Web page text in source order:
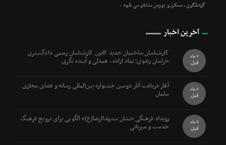
گردشگری ، مسکن و بورس منتشر می شود .
آخرین اخبار
کارشناسان ساختمان جدید کانون کارشناسان رسمی دادگستری
خراسان رضوی؛ نماد اراده ، همدلی و آینده نگری 7 ماه
قبل
آغاز دریافت آثار دومین جشنواره بین‌المللی رسانه و فضای مجازی
سلمان 8 ماه
قبل
رویداد فرهنگی «نشان مشهدالرضا(ع)» الگویی برای ترویج فرهنگ
خدمت و میزبانی 8 ماه
قبل